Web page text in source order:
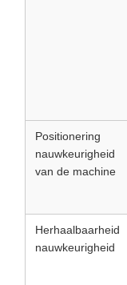
Positionering
nauwkeurigheid
van de machine
Herhaalbaarheid
nauwkeurigheid